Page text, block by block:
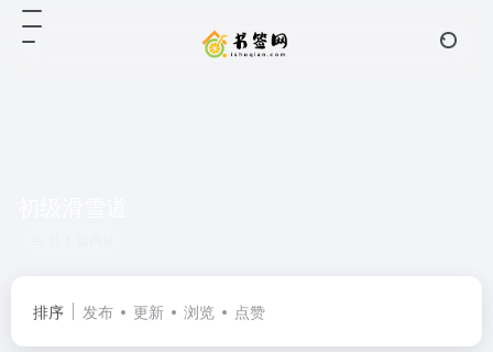
排序 发布 更新 浏览 点赞